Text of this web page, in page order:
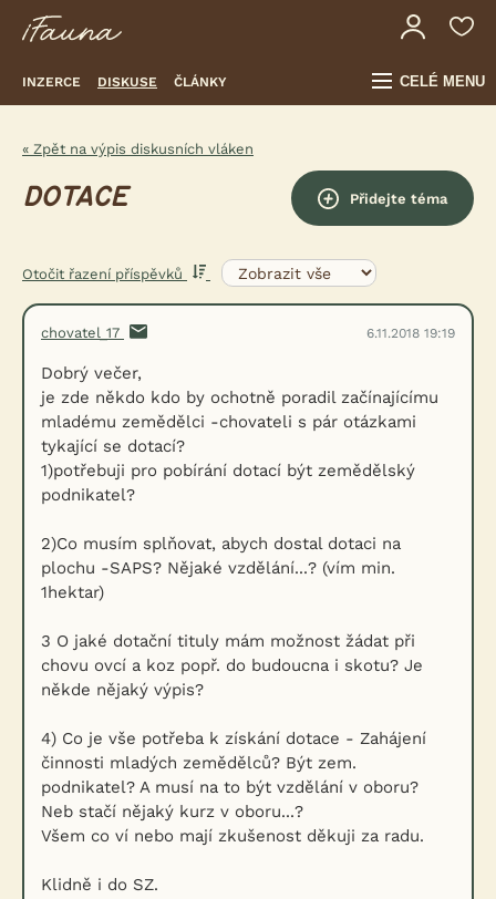
INZERCE DISKUSE ČLÁNKY CELÉ MENU
« Zpět na výpis diskusních vláken
DOTACE Přidejte téma
Otočit řazení příspěvků
chovatel_17 6.11.2018 19:19
Dobrý večer,
je zde někdo kdo by ochotně poradil začínajícímu
mladému zemědělci -chovateli s pár otázkami
tykající se dotací?
1)potřebuji pro pobírání dotací být zemědělský
podnikatel?
2)Co musím splňovat, abych dostal dotaci na
plochu -SAPS? Nějaké vzdělání...? (vím min.
1hektar)
3 O jaké dotační tituly mám možnost žádat při
chovu ovcí a koz popř. do budoucna i skotu? Je
někde nějaký výpis?
4) Co je vše potřeba k získání dotace - Zahájení
činnosti mladých zemědělců? Být zem.
podnikatel? A musí na to být vzdělání v oboru?
Neb stačí nějaký kurz v oboru...?
Všem co ví nebo mají zkušenost děkuji za radu.
Klidně i do SZ.